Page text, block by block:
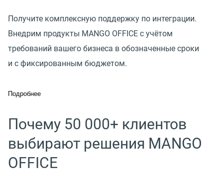
Получите комплексную поддержку по интеграции.
Внедрим продукты MANGO OFFICE с учётом
требований вашего бизнеса в обозначенные сроки
и с фиксированным бюджетом.
Подробнее
Почему 50 000+ клиентов
выбирают решения MANGO
OFFICE